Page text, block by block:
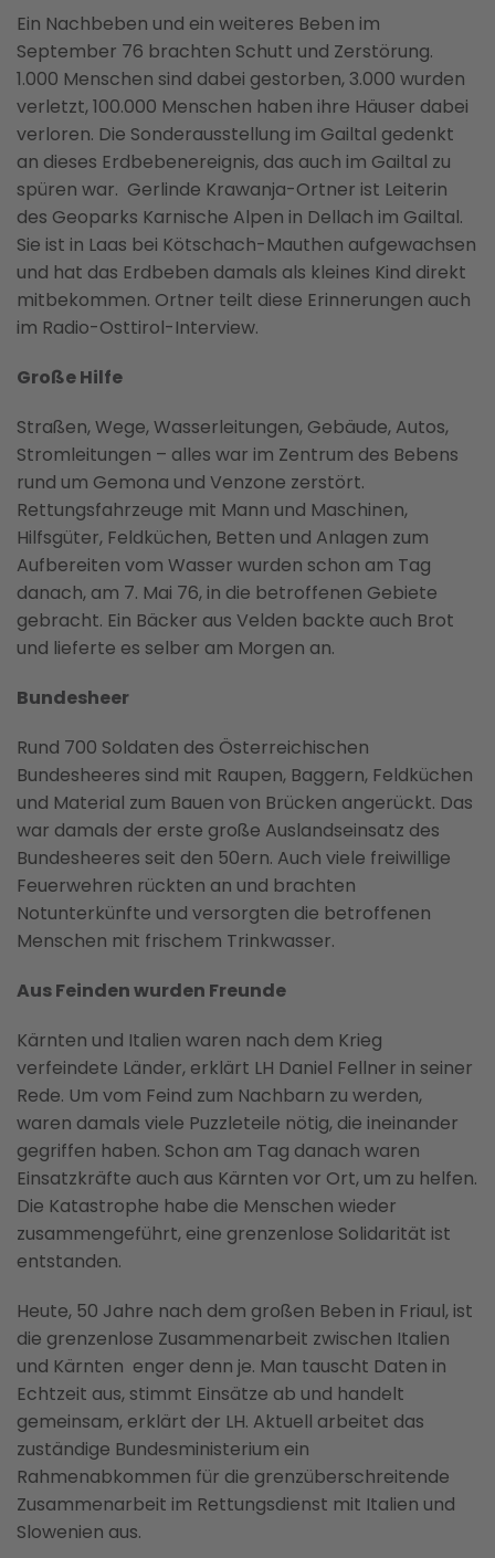
Ein Nachbeben und ein weiteres Beben im
September 76 brachten Schutt und Zerstörung.
1.000 Menschen sind dabei gestorben, 3.000 wurden
verletzt, 100.000 Menschen haben ihre Häuser dabei
verloren. Die Sonderausstellung im Gailtal gedenkt
an dieses Erdbebenereignis, das auch im Gailtal zu
spüren war. Gerlinde Krawanja-Ortner ist Leiterin
des Geoparks Karnische Alpen in Dellach im Gailtal.
Sie ist in Laas bei Kötschach-Mauthen aufgewachsen
und hat das Erdbeben damals als kleines Kind direkt
mitbekommen. Ortner teilt diese Erinnerungen auch
im Radio-Osttirol-Interview.
Große Hilfe
Straßen, Wege, Wasserleitungen, Gebäude, Autos,
Stromleitungen – alles war im Zentrum des Bebens
rund um Gemona und Venzone zerstört.
Rettungsfahrzeuge mit Mann und Maschinen,
Hilfsgüter, Feldküchen, Betten und Anlagen zum
Aufbereiten vom Wasser wurden schon am Tag
danach, am 7. Mai 76, in die betroffenen Gebiete
gebracht. Ein Bäcker aus Velden backte auch Brot
und lieferte es selber am Morgen an.
Bundesheer
Rund 700 Soldaten des Österreichischen
Bundesheeres sind mit Raupen, Baggern, Feldküchen
und Material zum Bauen von Brücken angerückt. Das
war damals der erste große Auslandseinsatz des
Bundesheeres seit den 50ern. Auch viele freiwillige
Feuerwehren rückten an und brachten
Notunterkünfte und versorgten die betroffenen
Menschen mit frischem Trinkwasser.
Aus Feinden wurden Freunde
Kärnten und Italien waren nach dem Krieg
verfeindete Länder, erklärt LH Daniel Fellner in seiner
Rede. Um vom Feind zum Nachbarn zu werden,
waren damals viele Puzzleteile nötig, die ineinander
gegriffen haben. Schon am Tag danach waren
Einsatzkräfte auch aus Kärnten vor Ort, um zu helfen.
Die Katastrophe habe die Menschen wieder
zusammengeführt, eine grenzenlose Solidarität ist
entstanden.
Heute, 50 Jahre nach dem großen Beben in Friaul, ist
die grenzenlose Zusammenarbeit zwischen Italien
und Kärnten enger denn je. Man tauscht Daten in
Echtzeit aus, stimmt Einsätze ab und handelt
gemeinsam, erklärt der LH. Aktuell arbeitet das
zuständige Bundesministerium ein
Rahmenabkommen für die grenzüberschreitende
Zusammenarbeit im Rettungsdienst mit Italien und
Slowenien aus.